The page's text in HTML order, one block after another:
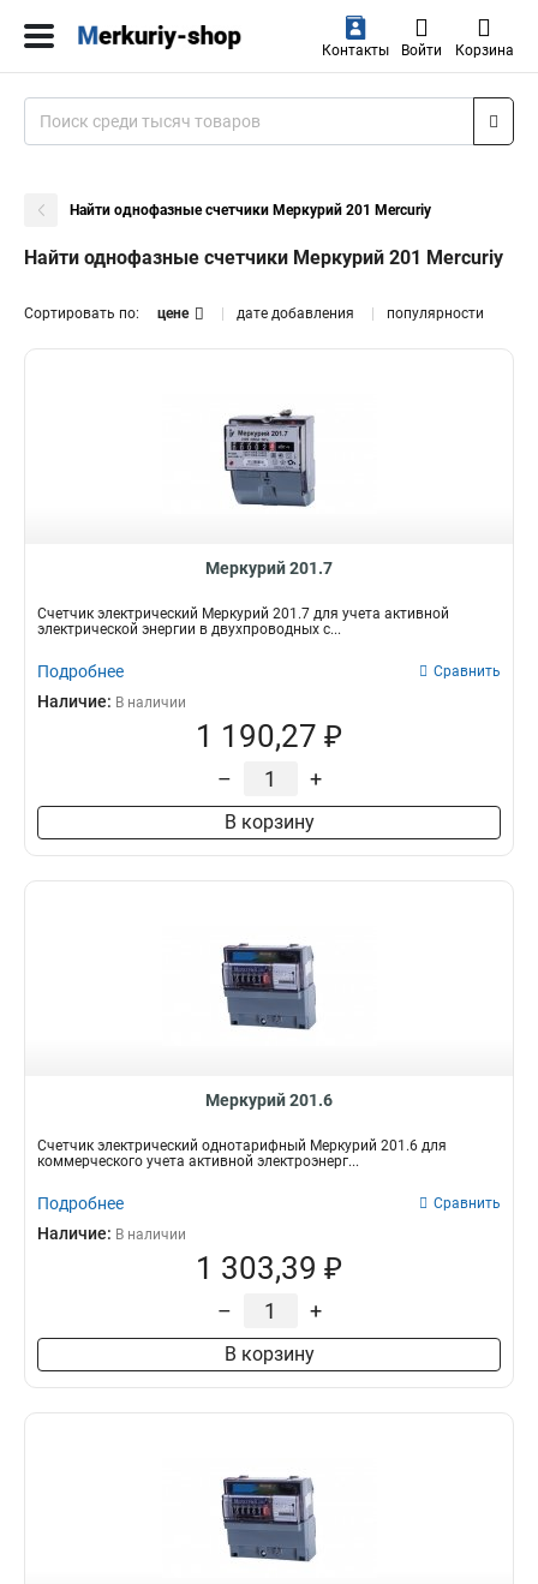
Контакты Войти Корзина
Найти однофазные счетчики Меркурий 201 Mercuriy
Найти однофазные счетчики Меркурий 201 Mercuriy
Сортировать по: цене дате добавления популярности
Меркурий 201.7
Счетчик электрический Меркурий 201.7 для учета активной
электрической энергии в двухпроводных с...
Подробнее Сравнить
Наличие: В наличии
1 190,27 ₽
– +
В корзину
Меркурий 201.6
Счетчик электрический однотарифный Меркурий 201.6 для
коммерческого учета активной электроэнерг...
Подробнее Сравнить
Наличие: В наличии
1 303,39 ₽
– +
В корзину